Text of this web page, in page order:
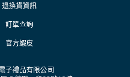
退換貨資訊
訂單查詢
官方蝦皮
子禮品有限公司